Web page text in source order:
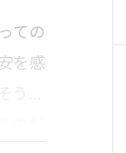
ての
を感
し